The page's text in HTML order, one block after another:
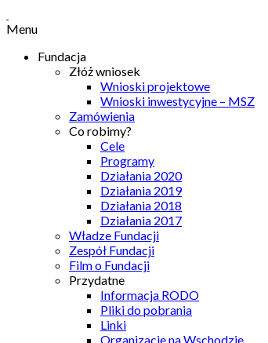
Menu
Fundacja
Złóż wniosek
Wnioski projektowe
Wnioski inwestycyjne – MSZ
Zamówienia
Co robimy?
Cele
Programy
Działania 2020
Działania 2019
Działania 2018
Działania 2017
Władze Fundacji
Zespół Fundacji
Film o Fundacji
Przydatne
Informacja RODO
Pliki do pobrania
Linki
Organizacje na Wschodzie